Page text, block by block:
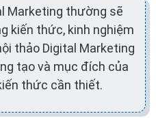
Marketing thường sẽ
kiến thức, kinh nghiệm
thảo Digital Marketing
tạo và mục đích của
thức cần thiết.